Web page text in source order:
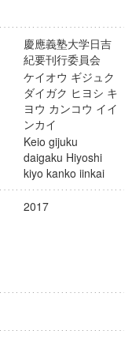
慶應義塾大学日吉
紀要刊行委員会
ケイオウ ギジュク
ダイガク ヒヨシ キ
ヨウ カンコウ イイ
ンカイ
Keio gijuku
daigaku Hiyoshi
kiyo kanko iinkai
2017